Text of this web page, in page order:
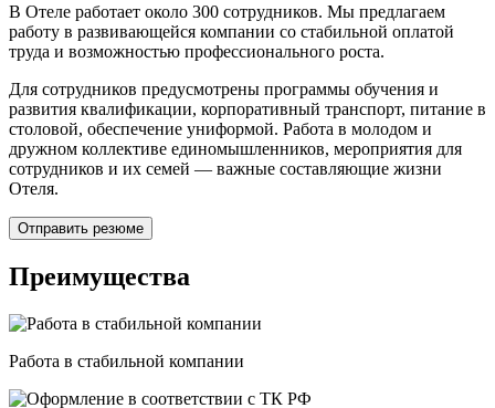
В Отеле работает около 300 сотрудников. Мы предлагаем
работу в развивающейся компании со стабильной оплатой
труда и возможностью профессионального роста.
Для сотрудников предусмотрены программы обучения и
развития квалификации, корпоративный транспорт, питание в
столовой, обеспечение униформой. Работа в молодом и
дружном коллективе единомышленников, мероприятия для
сотрудников и их семей — важные составляющие жизни
Отеля.
Отправить резюме
Преимущества
Работа в стабильной компании